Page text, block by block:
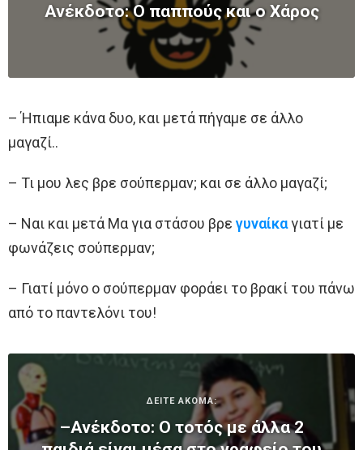
Ανέκδοτο: Ο παππούς και ο Χάρος
– Ήπιαμε κάνα δυο, και μετά πήγαμε σε άλλο
μαγαζί..
– Τι μου λες βρε σούπερμαν; και σε άλλο μαγαζί;
– Ναι και μετά Μα για στάσου βρε γυναίκαγιατί με
φωνάζεις σούπερμαν;
– Γιατί μόνο ο σούπερμαν φοράει το βρακί του πάνω
από το παντελόνι του!
ΔΕΙΤΕ ΑΚΟΜΑ:
–Ανέκδοτο: Ο τοτός με άλλα 2